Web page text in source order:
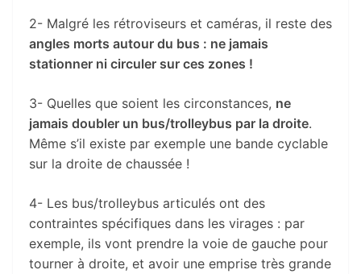
2- Malgré les rétroviseurs et caméras, il reste des
angles morts autour du bus : ne jamais
stationner ni circuler sur ces zones !
3- Quelles que soient les circonstances, ne
jamais doubler un bus/trolleybus par la droite.
Même s’il existe par exemple une bande cyclable
sur la droite de chaussée !
4- Les bus/trolleybus articulés ont des
contraintes spécifiques dans les virages : par
exemple, ils vont prendre la voie de gauche pour
tourner à droite, et avoir une emprise très grande